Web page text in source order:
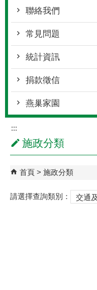
聯絡我們
常見問題
統計資訊
捐款徵信
燕巢家園
:::
施政分類
首頁 施政分類
請選擇查詢類別：